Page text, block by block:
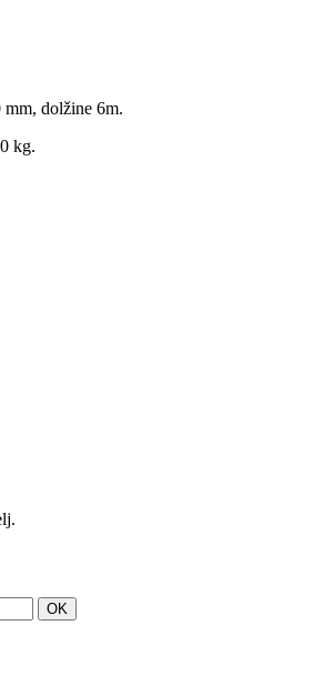
dolžine 6m.
kg.
OK